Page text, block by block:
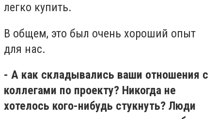
легко купить.
В общем, это был очень хороший опыт
для нас.
- А как складывались ваши отношения с
коллегами по проекту? Никогда не
хотелось кого-нибудь стукнуть? Люди